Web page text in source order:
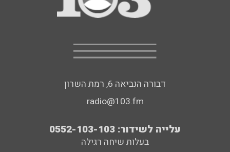
דבורה הנביאה 6, רמת השרון
radio@103.fm
עלייה לשידור: 0552-103-103
בעלות שיחה רגילה